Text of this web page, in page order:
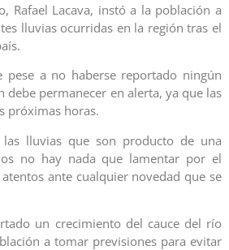
Rafael Lacava, instó a la población a
lluvias ocurridas en la región tras el
pese a no haberse reportado ningún
permanecer en alerta, ya que las
próximas horas.
las lluvias que son producto de una
no hay nada que lamentar por el
ante cualquier novedad que se
un crecimiento del cauce del río
a tomar previsiones para evitar